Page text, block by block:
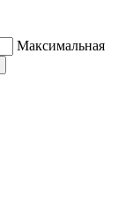
Максимальная